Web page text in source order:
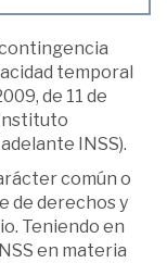
temporal
de 11 de
INSS).
común o
de derechos y
Teniendo en
en materia